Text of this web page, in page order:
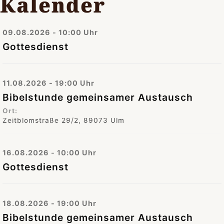
09.08.2026 - 10:00 Uhr
Gottesdienst
11.08.2026 - 19:00 Uhr
Bibelstunde gemeinsamer Austausch
Ort:
Zeitblomstraße 29/2, 89073 Ulm
16.08.2026 - 10:00 Uhr
Gottesdienst
18.08.2026 - 19:00 Uhr
Bibelstunde gemeinsamer Austausch